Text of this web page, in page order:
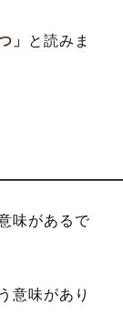
」
と読みま
味があるで
意味があり